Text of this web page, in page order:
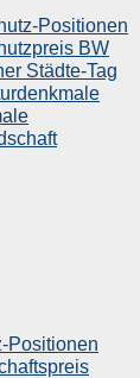
Positionen
BW
Städte-Tag
Positionen